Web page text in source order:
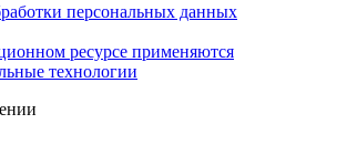
персональных данных
ресурсе применяются
технологии